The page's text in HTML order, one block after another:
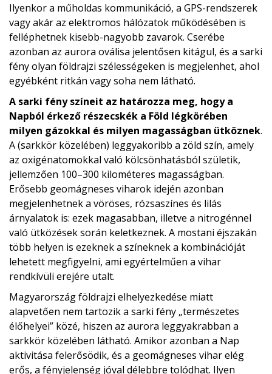
Ilyenkor a műholdas kommunikáció, a GPS-rendszerek
vagy akár az elektromos hálózatok működésében is
felléphetnek kisebb-nagyobb zavarok. Cserébe
azonban az aurora oválisa jelentősen kitágul, és a sarki
fény olyan földrajzi szélességeken is megjelenhet, ahol
egyébként ritkán vagy soha nem látható.
A sarki fény színeit az határozza meg, hogy a
Napból érkező részecskék a Föld légkörében
milyen gázokkal és milyen magasságban ütköznek.
A (sarkkör közelében) leggyakoribb a zöld szín, amely
az oxigénatomokkal való kölcsönhatásból születik,
jellemzően 100–300 kilométeres magasságban.
Erősebb geomágneses viharok idején azonban
megjelenhetnek a vöröses, rózsaszínes és lilás
árnyalatok is: ezek magasabban, illetve a nitrogénnel
való ütközések során keletkeznek. A mostani éjszakán
több helyen is ezeknek a színeknek a kombinációját
lehetett megfigyelni, ami egyértelműen a vihar
rendkívüli erejére utalt.
Magyarország földrajzi elhelyezkedése miatt
alapvetően nem tartozik a sarki fény „természetes
élőhelyei” közé, hiszen az aurora leggyakrabban a
sarkkör közelében látható. Amikor azonban a Nap
aktivitása felerősödik, és a geomágneses vihar elég
erős, a fényjelenség jóval délebbre tolódhat. Ilyen